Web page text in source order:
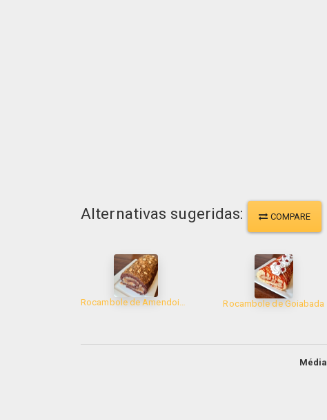
Alternativas sugeridas: COMPARE
Rocambole de Amendoim com Caramelo 750g Rocambole de Goiabada
Média